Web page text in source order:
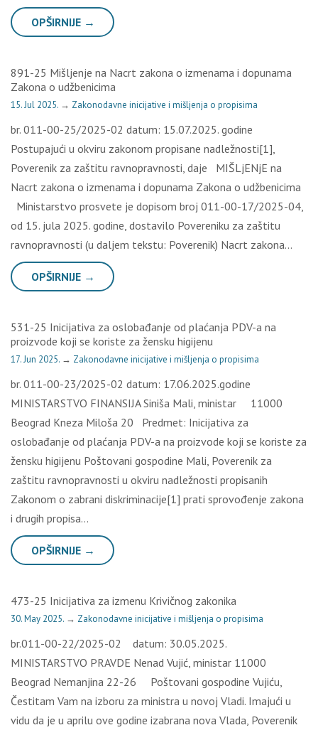
OPŠIRNIJE →
891-25 Mišljenje na Nacrt zakona o izmenama i dopunama
Zakona o udžbenicima
15. Jul 2025. → Zakonodavne inicijative i mišljenja o propisima
br. 011-00-25/2025-02 datum: 15.07.2025. godine
Postupajući u okviru zakonom propisane nadležnosti[1],
Poverenik za zaštitu ravnopravnosti, daje MIŠLjENjE na
Nacrt zakona o izmenama i dopunama Zakona o udžbenicima
Ministarstvo prosvete je dopisom broj 011-00-17/2025-04,
od 15. jula 2025. godine, dostavilo Povereniku za zaštitu
ravnopravnosti (u daljem tekstu: Poverenik) Nacrt zakona…
OPŠIRNIJE →
531-25 Inicijativa za oslobađanje od plaćanja PDV-a na
proizvode koji se koriste za žensku higijenu
17. Jun 2025. → Zakonodavne inicijative i mišljenja o propisima
br. 011-00-23/2025-02 datum: 17.06.2025.godine
MINISTARSTVO FINANSIJA Siniša Mali, ministar 11000
Beograd Kneza Miloša 20 Predmet: Inicijativa za
oslobađanje od plaćanja PDV-a na proizvode koji se koriste za
žensku higijenu Poštovani gospodine Mali, Poverenik za
zaštitu ravnopravnosti u okviru nadležnosti propisanih
Zakonom o zabrani diskriminacije[1] prati sprovođenje zakona
i drugih propisa…
OPŠIRNIJE →
473-25 Inicijativa za izmenu Krivičnog zakonika
30. May 2025. → Zakonodavne inicijative i mišljenja o propisima
br.011-00-22/2025-02 datum: 30.05.2025.
MINISTARSTVO PRAVDE Nenad Vujić, ministar 11000
Beograd Nemanjina 22-26 Poštovani gospodine Vujiću,
Čestitam Vam na izboru za ministra u novoj Vladi. Imajući u
vidu da je u aprilu ove godine izabrana nova Vlada, Poverenik